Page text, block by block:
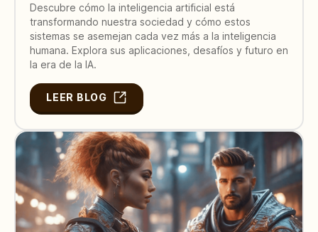
Descubre cómo la inteligencia artificial está
transformando nuestra sociedad y cómo estos
sistemas se asemejan cada vez más a la inteligencia
humana. Explora sus aplicaciones, desafíos y futuro en
la era de la IA.
LEER BLOG